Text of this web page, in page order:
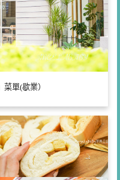
單(歇業）